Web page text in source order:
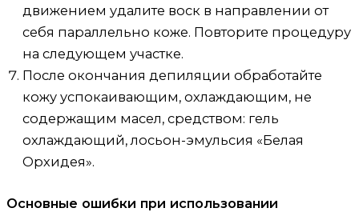
движением удалите воск в направлении от
себя параллельно коже. Повторите процедуру
на следующем участке.
После окончания депиляции обработайте
кожу успокаивающим, охлаждающим, не
содержащим масел, средством: гель
охлаждающий, лосьон-эмульсия «Белая
Орхидея».
Основные ошибки при использовании